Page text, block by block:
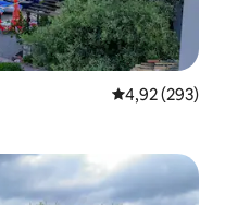
4,92 (293)